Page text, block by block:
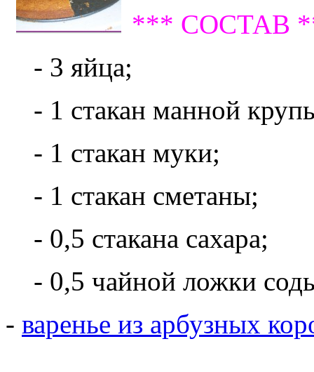
*** СОСТАВ
- 3 яйца;
- 1 стакан манной
- 1 стакан муки;
- 1 стакан сметаны;
- 0,5 стакана сахара;
- 0,5 чайной ложки
- варенье из арбузных